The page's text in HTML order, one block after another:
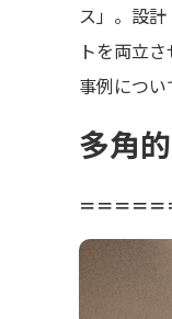
ス」。設
トを両立
事例につ
多角
＝＝＝＝